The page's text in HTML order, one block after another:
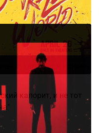
Казалось бы тот-
тяготеет к какому
калорит, и не тот